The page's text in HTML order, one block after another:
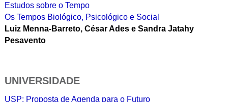
Estudos sobre o Tempo
Os Tempos Biológico, Psicológico e Social
Luiz Menna-Barreto, César Ades e Sandra Jatahy
Pesavento
UNIVERSIDADE
USP: Proposta de Agenda para o Futuro